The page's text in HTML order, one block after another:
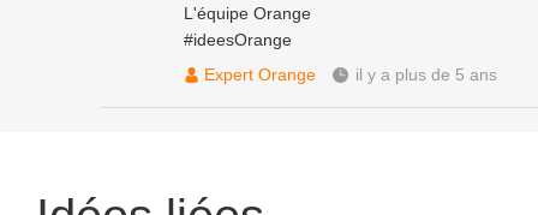
L'équipe Orange
#ideesOrange
Expert Orange
il y a plus de 5 ans